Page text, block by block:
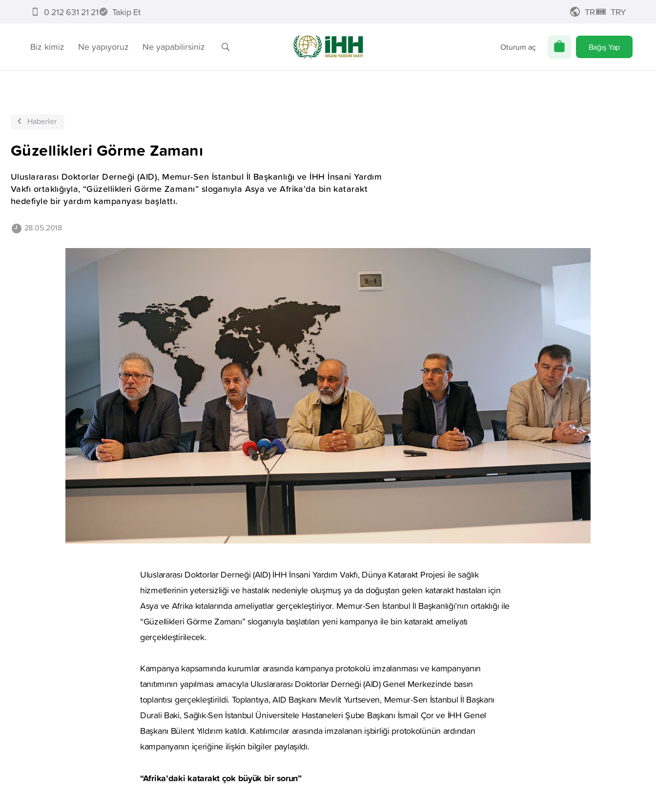
0 212 631 21 21 Takip Et TR TRY
Biz kimiz Ne yapıyoruz Ne yapabilirsiniz Oturum aç Bağış Yap
Haberler
Güzellikleri Görme Zamanı
Uluslararası Doktorlar Derneği (AID), Memur-Sen İstanbul İl Başkanlığı ve İHH İnsani Yardım
Vakfı ortaklığıyla, “Güzellikleri Görme Zamanı” sloganıyla Asya ve Afrika’da bin katarakt
hedefiyle bir yardım kampanyası başlattı.
28.05.2018
Uluslararası Doktorlar Derneği (AID) İHH İnsani Yardım Vakfı, Dünya Katarakt Projesi ile sağlık
hizmetlerinin yetersizliği ve hastalık nedeniyle oluşmuş ya da doğuştan gelen katarakt hastaları için
Asya ve Afrika kıtalarında ameliyatlar gerçekleştiriyor. Memur-Sen İstanbul İl Başkanlığı’nın ortaklığı ile
“Güzellikleri Görme Zamanı” sloganıyla başlatılan yeni kampanya ile bin katarakt ameliyatı
gerçekleştirilecek.
Kampanya kapsamında kurumlar arasında kampanya protokolü imzalanması ve kampanyanın
tanıtımının yapılması amacıyla Uluslararası Doktorlar Derneği (AID) Genel Merkezinde basın
toplantısı gerçekleştirildi. Toplantıya, AID Başkanı Mevlit Yurtseven, Memur-Sen İstanbul İl Başkanı
Durali Baki, Sağlık-Sen İstanbul Üniversitele Hastaneleri Şube Başkanı İsmail Çor ve İHH Genel
Başkanı Bülent Yıldırım katıldı. Katılımcılar arasında imzalanan işbirliği protokolünün ardından
kampanyanın içeriğine ilişkin bilgiler paylaşıldı.
“Afrika’daki katarakt çok büyük bir sorun”